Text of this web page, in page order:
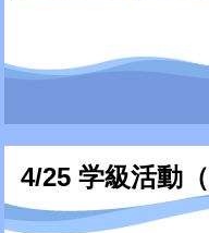
4/25 学級活動